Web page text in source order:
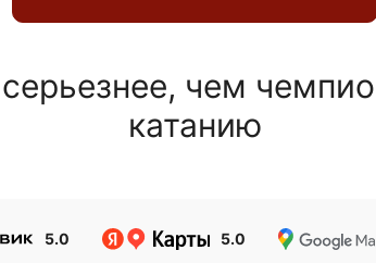
чем
катанию
5.0 5.0